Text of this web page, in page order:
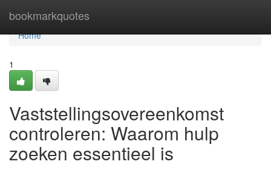
bookmarkquotes
Home
Home
1
Vaststellingsovereenkomst
controleren: Waarom hulp
zoeken essentieel is